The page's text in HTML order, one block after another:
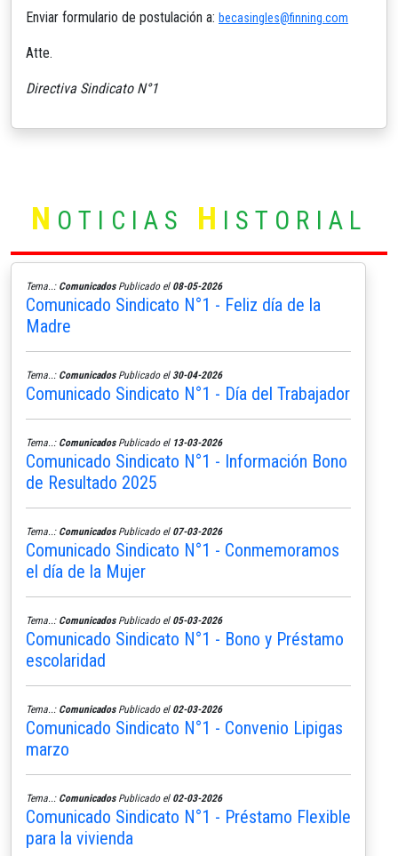
Enviar formulario de postulación a: becasingles@finning.com
Atte.
Directiva Sindicato N°1
N OTICIAS H ISTORIAL
Tema..: ComunicadosPublicado el 08-05-2026
Comunicado Sindicato N°1 - Feliz día de la
Madre
Tema..: ComunicadosPublicado el 30-04-2026
Comunicado Sindicato N°1 - Día del Trabajador
Tema..: ComunicadosPublicado el 13-03-2026
Comunicado Sindicato N°1 - Información Bono
de Resultado 2025
Tema..: ComunicadosPublicado el 07-03-2026
Comunicado Sindicato N°1 - Conmemoramos
el día de la Mujer
Tema..: ComunicadosPublicado el 05-03-2026
Comunicado Sindicato N°1 - Bono y Préstamo
escolaridad
Tema..: ComunicadosPublicado el 02-03-2026
Comunicado Sindicato N°1 - Convenio Lipigas
marzo
Tema..: ComunicadosPublicado el 02-03-2026
Comunicado Sindicato N°1 - Préstamo Flexible
para la vivienda